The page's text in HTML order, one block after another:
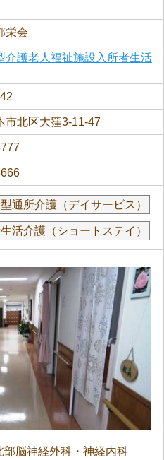
栄会
介護老人福祉施設入所者生活
市北区大窪3-11-47
通所介護（デイサービス）
活介護（ショートステイ）
脳神経外科・神経内科